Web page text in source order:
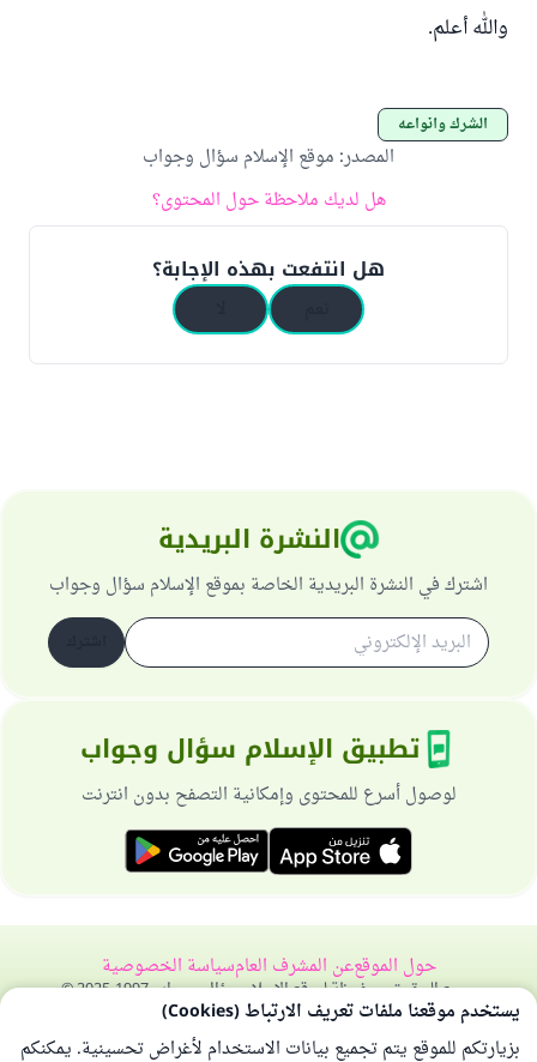
والله أعلم.
الشرك وأنواعه
المصدر: موقع الإسلام سؤال وجواب
هل لديك ملاحظة حول المحتوى؟
هل انتفعت بهذه الإجابة؟
النشرة البريدية
اشترك في النشرة البريدية الخاصة بموقع الإسلام سؤال وجواب
تطبيق الإسلام سؤال وجواب
لوصول أسرع للمحتوى وإمكانية التصفح بدون انترنت
حول الموقععن المشرف العامسياسة الخصوصية
جميع الحقوق محفوظة لموقع الإسلام سؤال وجواب 1997-2025 ©
يستخدم موقعنا ملفات تعريف الارتباط (Cookies)
بزيارتكم للموقع يتم تجميع بيانات الاستخدام لأغراض تحسينية. يمكنكم